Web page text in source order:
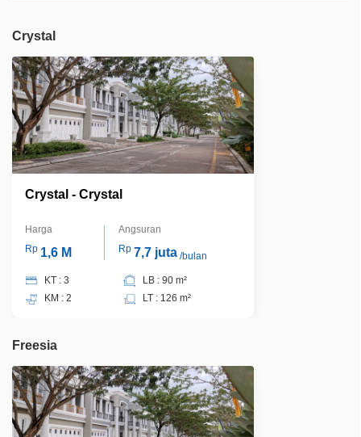
Crystal
Crystal - Crystal
Harga
Rp 1,6 M
Angsuran
Rp 7,7 juta/bulan
KT : 3
KM : 2
LB : 90 m²
LT : 126 m²
Freesia